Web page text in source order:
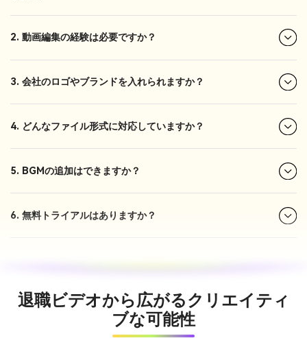
2. 動画編集の経験は必要ですか？
3. 会社のロゴやブランドを入れられますか？
4. どんなファイル形式に対応していますか？
5. BGMの追加はできますか？
6. 無料トライアルはありますか？
退職ビデオから広がるクリエイティ
ブな可能性